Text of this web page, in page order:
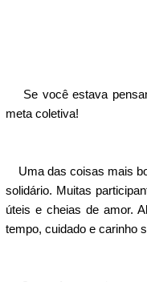
Se você estava
meta coletiva!
Uma das coisas mais
solidário. Muitas
úteis e cheias de amor.
tempo, cuidado e carinho